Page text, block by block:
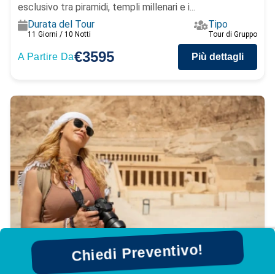
esclusivo tra piramidi, templi millenari e i...
Durata del Tour
11 Giorni / 10 Notti
Tipo
Tour di Gruppo
A Partire Da€3595 Più dettagli
Offerte Egitto: Tour Culturale Via
Chiedi Preventivo!